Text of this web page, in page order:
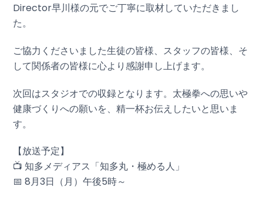
Director早川様の元でご丁寧に取材していただきまし
た。
ご協力くださいました生徒の皆様、スタッフの皆様、そ
して関係者の皆様に心より感謝申し上げます。
次回はスタジオでの収録となります。太極拳への思いや
健康づくりへの願いを、精一杯お伝えしたいと思いま
す。
【放送予定】
📺 知多メディアス「知多丸・極める人」
📅 8月3日（月）午後5時～